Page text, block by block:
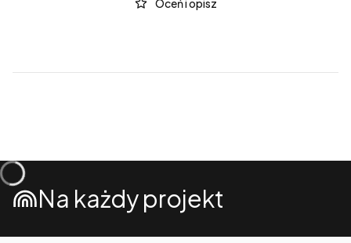
Oceń i opisz
Na każdy projekt